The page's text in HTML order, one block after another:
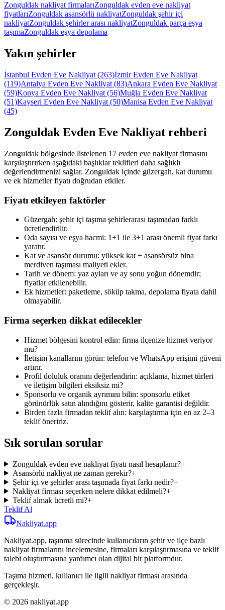
Zonguldak nakliyat firmalarıZonguldak evden eve nakliyat
fiyatlarıZonguldak asansörlü nakliyatZonguldak şehir içi
nakliyatZonguldak şehirler arası nakliyatZonguldak parça eşya
taşımaZonguldak eşya depolama
Yakın şehirler
İstanbul Evden Eve Nakliyat (263)İzmir Evden Eve Nakliyat
(119)Antalya Evden Eve Nakliyat (83)Ankara Evden Eve Nakliyat
(59)Konya Evden Eve Nakliyat (56)Muğla Evden Eve Nakliyat
(51)Kayseri Evden Eve Nakliyat (50)Manisa Evden Eve Nakliyat
(45)
Zonguldak Evden Eve Nakliyat rehberi
Zonguldak bölgesinde listelenen 17 evden eve nakliyat firmasını
karşılaştırırken aşağıdaki başlıklar teklifleri daha sağlıklı
değerlendirmenizi sağlar. Zonguldak içinde güzergah, kat durumu
ve ek hizmetler fiyatı doğrudan etkiler.
Fiyatı etkileyen faktörler
Güzergah: şehir içi taşıma şehirlerarası taşımadan farklı
ücretlendirilir.
Oda sayısı ve eşya hacmi: 1+1 ile 3+1 arası önemli fiyat farkı
yaratır.
Kat ve asansör durumu: yüksek kat + asansörsüz bina
merdiven taşıması maliyeti ekler.
Tarih ve dönem: yaz ayları ve ay sonu yoğun dönemdir;
fiyatlar etkilenebilir.
Ek hizmetler: paketleme, söküp takma, depolama fiyata dahil
olmayabilir.
Firma seçerken dikkat edilecekler
Hizmet bölgesini kontrol edin: firma ilçenize hizmet veriyor
mu?
İletişim kanallarını görün: telefon ve WhatsApp erişimi güveni
artırır.
Profil doluluk oranını değerlendirin: açıklama, hizmet türleri
ve iletişim bilgileri eksiksiz mi?
Sponsorlu ve organik ayrımını bilin: sponsorlu etiket
görünürlük satın alındığını gösterir, kalite garantisi değildir.
Birden fazla firmadan teklif alın: karşılaştırma için en az 2–3
teklif öneririz.
Sık sorulan sorular
Zonguldak evden eve nakliyat fiyatı nasıl hesaplanır?+
Asansörlü nakliyat ne zaman gerekir?+
Şehir içi ve şehirler arası taşımada fiyat farkı nedir?+
Nakliyat firması seçerken nelere dikkat edilmeli?+
Teklif almak ücretli mi?+
Teklif Al
Nakliyat.app
Nakliyat.app, taşınma sürecinde kullanıcıların şehir ve ilçe bazlı
nakliyat firmalarını incelemesine, firmaları karşılaştırmasına ve teklif
talebi oluşturmasına yardımcı olan dijital bir platformdur.
Taşıma hizmeti, kullanıcı ile ilgili nakliyat firması arasında
gerçekleşir.
© 2026 nakliyat.app